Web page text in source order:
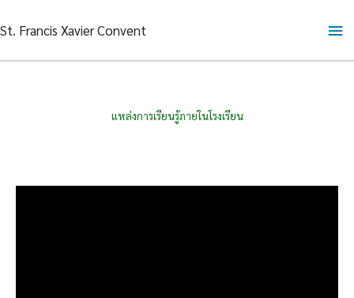
to
St. Francis Xavier Convent
แหล่งการเรียนรู้ภายในโรงเรียน